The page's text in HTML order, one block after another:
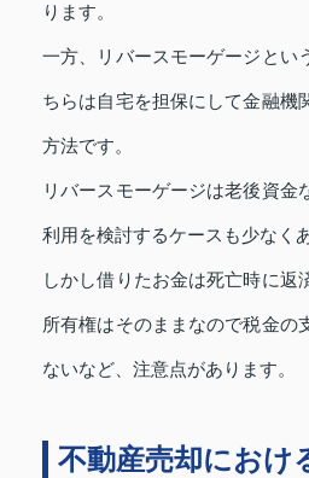
ります。
一方、リバースモーゲージとい
ちらは自宅を担保にして金融機
方法です。
リバースモーゲージは老後資金
利用を検討するケースも少なく
しかし借りたお金は死亡時に返
所有権はそのままなので税金の
ないなど、注意点があります。
不動産売却におけ